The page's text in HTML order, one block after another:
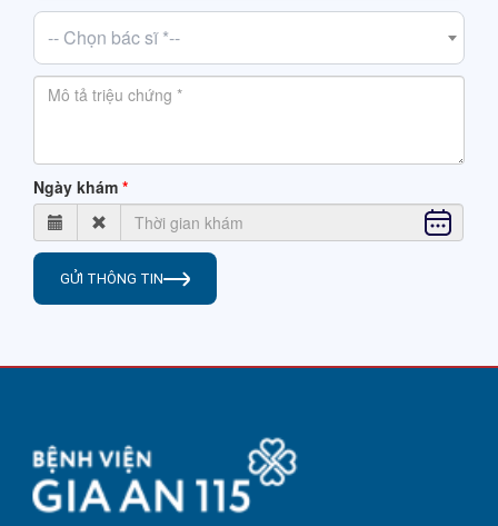
-- Chọn bác sĩ *--
Ngày khám
GỬI THÔNG TIN